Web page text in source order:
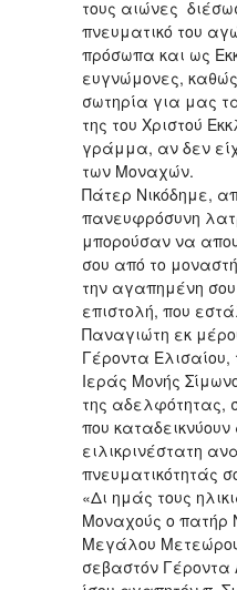
τους αιώνες
πνευματικό του
πρόσωπα και ως
ευγνώμονες,
σωτηρία για μας
της του Χριστού
γράμμα, αν δεν
των Μοναχών.
Πάτερ Νικόδημε,
πανευφρόσυνη
μπορούσαν να
σου από το
την αγαπημένη
επιστολή, που
Παναγιώτη εκ
Γέροντα Ελισαίου,
Ιεράς Μονής
της αδελφότητας,
που
ειλικρινέστατη
πνευματικότητάς
«Δι ημάς τους
Μοναχούς ο πατήρ
Μεγάλου
σεβαστόν Γέροντα